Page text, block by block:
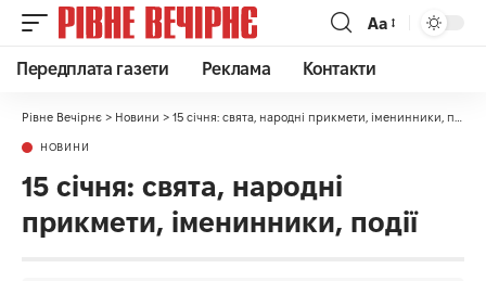
Аа
Передплата газети Реклама Контакти
Рівне Вечірнє > Новини > 15 січня: свята, народні прикмети, іменинники, події
НОВИНИ
15 січня: свята, народні
прикмети, іменинники, події